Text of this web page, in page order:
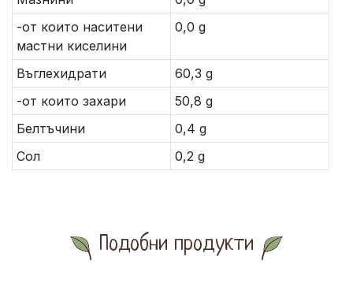
-от които наситени
мастни киселини
0,0 g
Въглехидрати
60,3 g
-от които захари
50,8 g
Белтъчини
0,4 g
Сол
0,2 g
Подобни продукти